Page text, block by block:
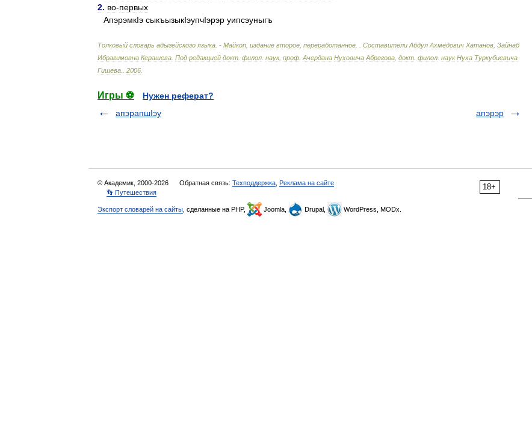
2. во-первых
АпэрэмкIэ сыкъызыкIэупчIэрэр уипсэуныгъ
Толковый словарь адыгейского языка . - Майкоп издание второе переработанное Составители Абдул Ахмедович Хатанов Зайнаб
Ибрагимовна Керашева Под редакцией докт филол наук, проф Ачердана Нуховича Абрегова докт филол наук Нуха Туркубиевича
Гишева
2006
Игры ⚽
Нужен реферат?
апэрапшIэу
апэрэр
18+
© Академик, 2000-2026 Обратная связь: Техподдержка Реклама на сайте
👣 Путешествия
Экспорт словарей на сайты , сделанные на PHP, Joomla, Drupal, WordPress, MODx.